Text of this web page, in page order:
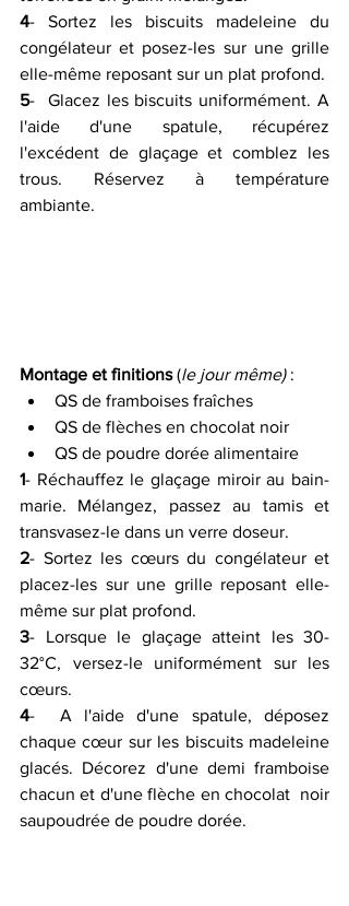
4- Sortez les biscuits madeleine du
congélateur et posez-les sur une grille
elle-même reposant sur un plat profond.
5-  Glacez les biscuits uniformément. A
l'aide d'une spatule, récupérez
l'excédent de glaçage et comblez les
trous. Réservez à température
ambiante.
Montage et finitions (le jour même) :
QS de framboises fraîches
QS de flèches en chocolat noir
QS de poudre dorée alimentaire
1- Réchauffez le glaçage miroir au bain-
marie. Mélangez, passez au tamis et
transvasez-le dans un verre doseur.
2- Sortez les cœurs du congélateur et
placez-les sur une grille reposant elle-
même sur plat profond.
3- Lorsque le glaçage atteint les 30-
32°C, versez-le uniformément sur les
cœurs.
4-  A l'aide d'une spatule, déposez
chaque cœur sur les biscuits madeleine
glacés. Décorez d'une demi framboise
chacun et d'une flèche en chocolat  noir
saupoudrée de poudre dorée.